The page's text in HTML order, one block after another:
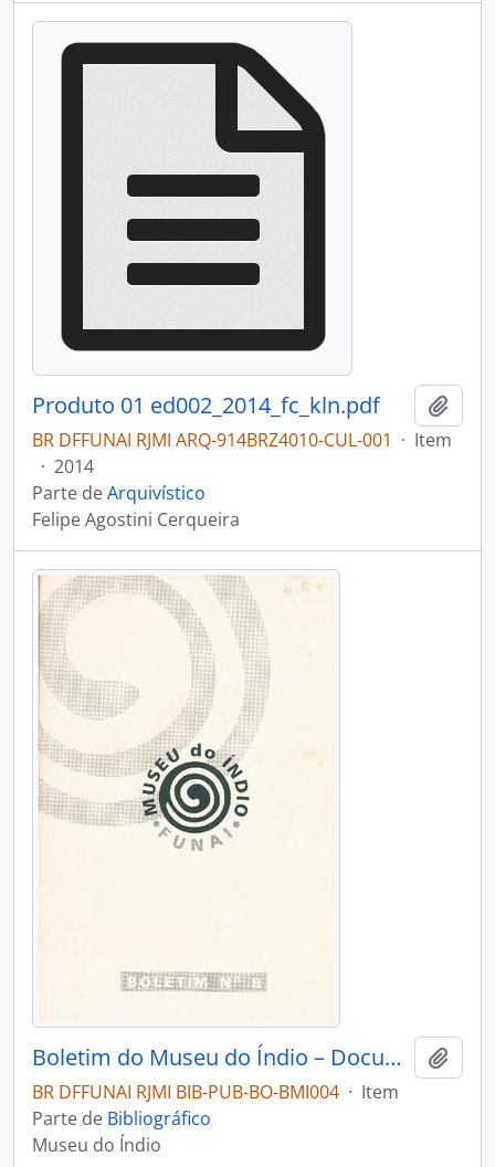
Produto 01 ed002_2014_fc_kln.pdf
BR DFFUNAI RJMI ARQ-914BRZ4010-CUL-001 · Item
· 2014
Parte deArquivístico
Felipe Agostini Cerqueira
Boletim do Museu do Índio – Documentação – Nº 8
BR DFFUNAI RJMI BIB-PUB-BO-BMI004 · Item
Parte de Bibliográfico
Museu do Índio